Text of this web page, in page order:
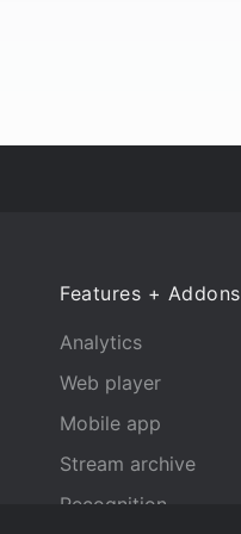
Features + Addons
Analytics
Web player
Mobile app
Stream archive
Recognition